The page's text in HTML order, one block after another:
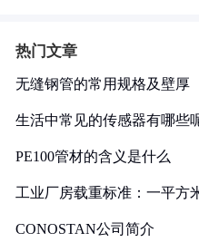
热门文章
无缝钢管的常用规格及壁厚
生活中常见的传感器有哪些
PE100管材的含义是什么
工业厂房载重标准：一平方
CONOSTAN公司简介